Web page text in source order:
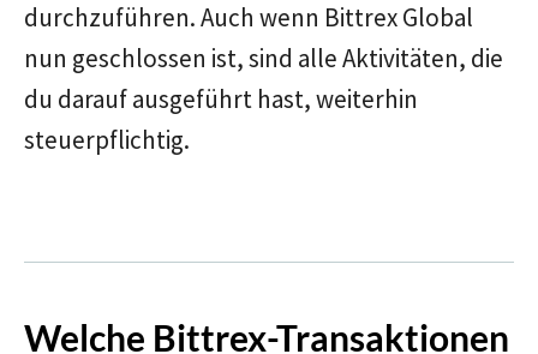
durchzuführen. Auch wenn Bittrex Global
nun geschlossen ist, sind alle Aktivitäten, die
du darauf ausgeführt hast, weiterhin
steuerpflichtig.
Welche Bittrex-Transaktionen